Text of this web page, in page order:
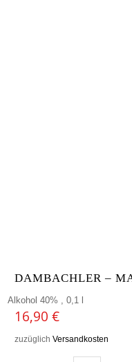
DAMBACHLER –
Alkohol 40% , 0,1 l
16,90 €
zuzüglich Versandkosten